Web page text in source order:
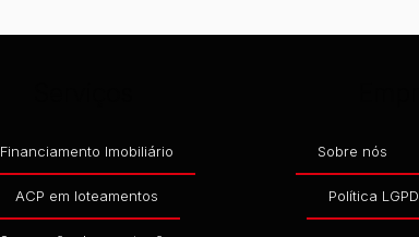
Financiamento Imobiliário
ACP em loteamentos
Sobre nós
Política LGPD